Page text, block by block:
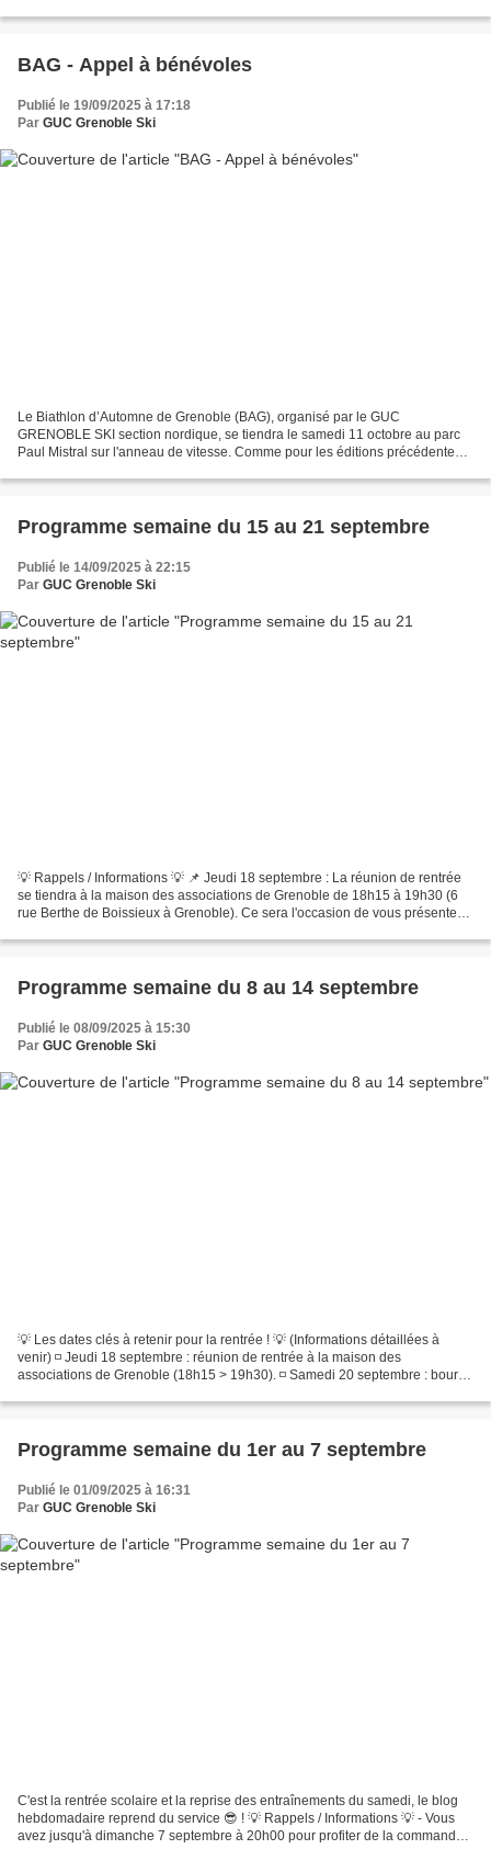
BAG - Appel à bénévoles
Publié le 19/09/2025 à 17:18
Par GUC Grenoble Ski
Le Biathlon d’Automne de Grenoble (BAG), organisé par le GUC
GRENOBLE SKI section nordique, se tiendra le samedi 11 octobre au parc
Paul Mistral sur l'anneau de vitesse. Comme pour les éditions précédentes,
Programme semaine du 15 au 21 septembre
Publié le 14/09/2025 à 22:15
Par GUC Grenoble Ski
💡 Rappels / Informations 💡 📌 Jeudi 18 septembre : La réunion de rentrée
se tiendra à la maison des associations de Grenoble de 18h15 à 19h30 (6
rue Berthe de Boissieux à Grenoble). Ce sera l'occasion de vous présenter
Programme semaine du 8 au 14 septembre
Publié le 08/09/2025 à 15:30
Par GUC Grenoble Ski
💡 Les dates clés à retenir pour la rentrée ! 💡 (Informations détaillées à
venir) ◽ Jeudi 18 septembre : réunion de rentrée à la maison des
associations de Grenoble (18h15 > 19h30). ◽ Samedi 20 septembre : bourse
Programme semaine du 1er au 7 septembre
Publié le 01/09/2025 à 16:31
Par GUC Grenoble Ski
C'est la rentrée scolaire et la reprise des entraînements du samedi, le blog
hebdomadaire reprend du service 😎 ! 💡 Rappels / Informations 💡 - Vous
avez jusqu'à dimanche 7 septembre à 20h00 pour profiter de la commande